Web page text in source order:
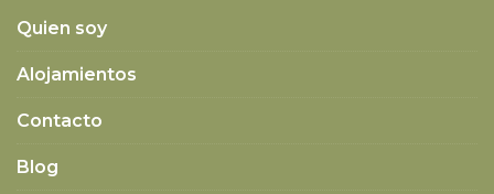
Quien soy
Alojamientos
Contacto
Blog